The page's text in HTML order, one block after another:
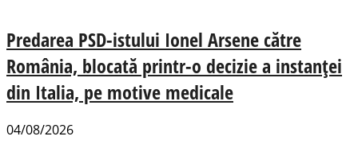
Predarea PSD-istului Ionel Arsene către
România, blocată printr-o decizie a instanței
din Italia, pe motive medicale
04/08/2026